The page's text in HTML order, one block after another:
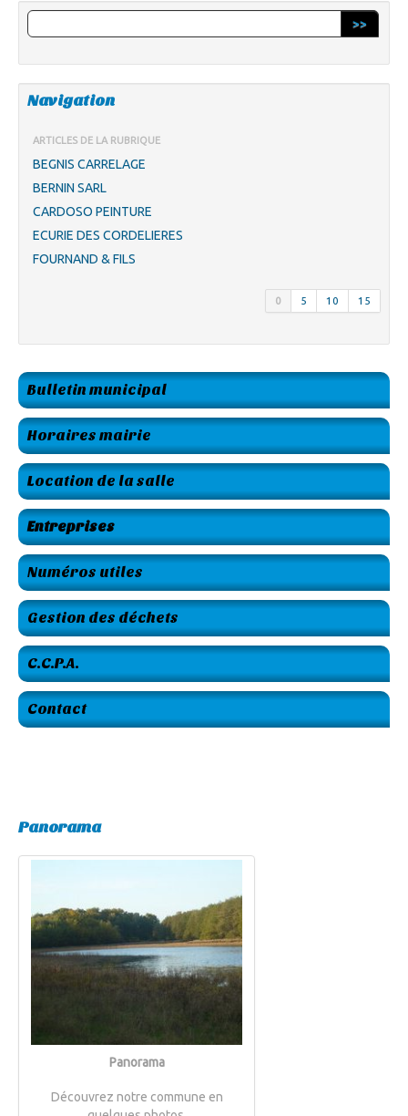
>>
Navigation
ARTICLES DE LA RUBRIQUE
BEGNIS CARRELAGE
BERNIN SARL
CARDOSO PEINTURE
ECURIE DES CORDELIERES
FOURNAND & FILS
0 5 10 15
Bulletin municipal
Horaires mairie
Location de la salle
Entreprises
Numéros utiles
Gestion des déchets
C.C.P.A.
Contact
Panorama
Panorama
Découvrez notre commune en